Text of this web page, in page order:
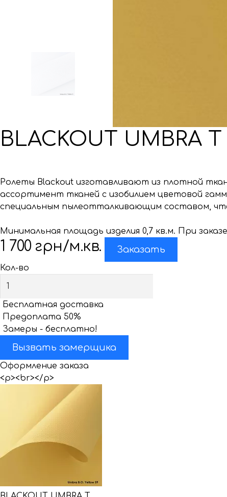
BLACKOUT UMBRA T
Ролеты Blackout изготавливают из плотной
ассортимент тканей с изобилием цветовой
специальным пылеотталкивающим составом,
Минимальная площадь изделия 0,7 кв.м. При
1 700 грн/м.кв. Заказать
Кол-во
Бесплатная доставка
Предоплата 50%
Замеры - бесплатно!
Вызвать замерщика
Оформление заказа
<p><br></p>